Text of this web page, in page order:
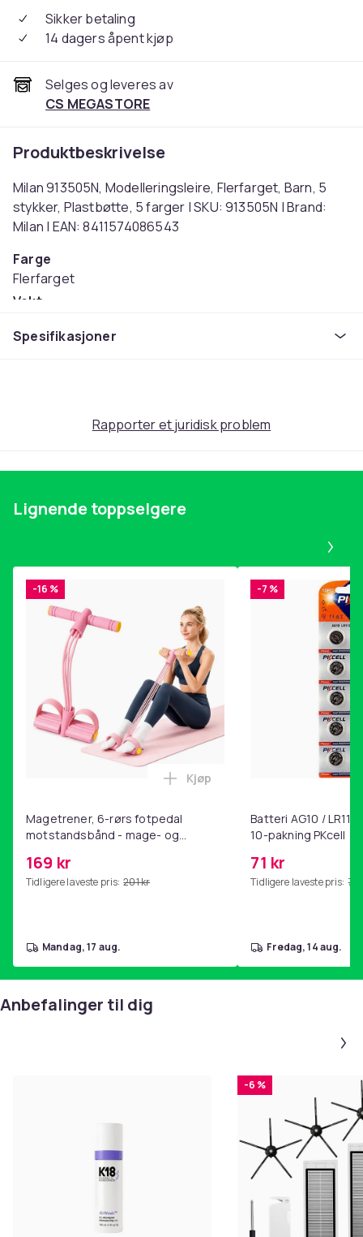
Sikker betaling
14 dagers åpent kjøp
Selges og leveres av
CS MEGASTORE
Produktbeskrivelse
Milan 913505N, Modelleringsleire, Flerfarget, Barn, 5
stykker, Plastbøtte, 5 farger | SKU: 913505N | Brand:
Milan | EAN: 8411574086543
Farge
Flerfarget
Vekt
Artikkel nr.
Spesifikasjoner
Rapporter et juridisk problem
Lignende toppselgere
-16 %
Magetrener, 6-rørs fotpedal
motstandsbånd - mage- og
hjemmegymnastikk Pink
169 kr
Tidligere laveste pris: 201 kr
Legg Magetrener, 6-rørs
Kjøp
mandag, 17 aug.
-7 %
Batteri AG10 /
10-pakning PKcell
71 kr
Tidligere laveste pris: 76
fredag, 14 aug.
Anbefalinger til dig
-6 %